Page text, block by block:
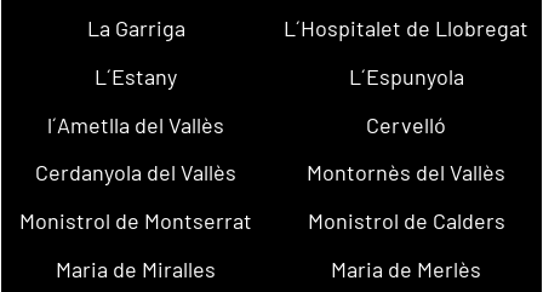
La Garriga
L´Hospitalet de Llobregat
L´Estany
L´Espunyola
l´Ametlla del Vallès
Cervelló
Cerdanyola del Vallès
Montornès del Vallès
Monistrol de Montserrat
Monistrol de Calders
Maria de Miralles
Maria de Merlès